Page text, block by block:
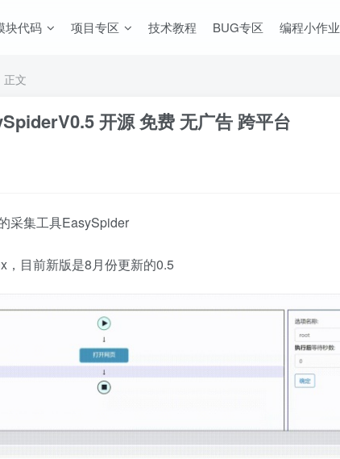
块代码 项目专区 技术教程 BUG专区 编程小作业
正文
开源 免费 无广告 跨平台
采集工具EasySpider
目前新版是8月份更新的0.5